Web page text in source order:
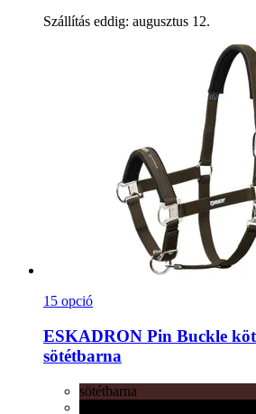
Szállítás eddig: augusztus 12.
15 opció
ESKADRON Pin Buckle
sötétbarna
sötétbarna